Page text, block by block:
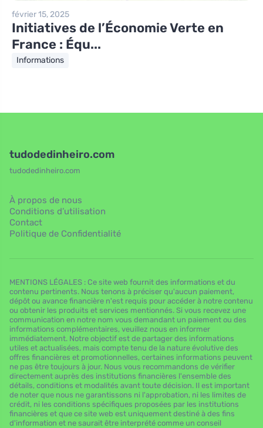
février 15, 2025
Initiatives de l’Économie Verte en
France : Équ...
Informations
tudodedinheiro.com
tudodedinheiro.com
À propos de nous
Conditions d’utilisation
Contact
Politique de Confidentialité
MENTIONS LÉGALES : Ce site web fournit des informations et du
contenu pertinents. Nous tenons à préciser qu'aucun paiement,
dépôt ou avance financière n'est requis pour accéder à notre contenu
ou obtenir les produits et services mentionnés. Si vous recevez une
communication en notre nom vous demandant un paiement ou des
informations complémentaires, veuillez nous en informer
immédiatement. Notre objectif est de partager des informations
utiles et actualisées, mais compte tenu de la nature évolutive des
offres financières et promotionnelles, certaines informations peuvent
ne pas être toujours à jour. Nous vous recommandons de vérifier
directement auprès des institutions financières l'ensemble des
détails, conditions et modalités avant toute décision. Il est important
de noter que nous ne garantissons ni l'approbation, ni les limites de
crédit, ni les conditions spécifiques proposées par les institutions
financières et que ce site web est uniquement destiné à des fins
d'information et ne saurait être interprété comme un conseil